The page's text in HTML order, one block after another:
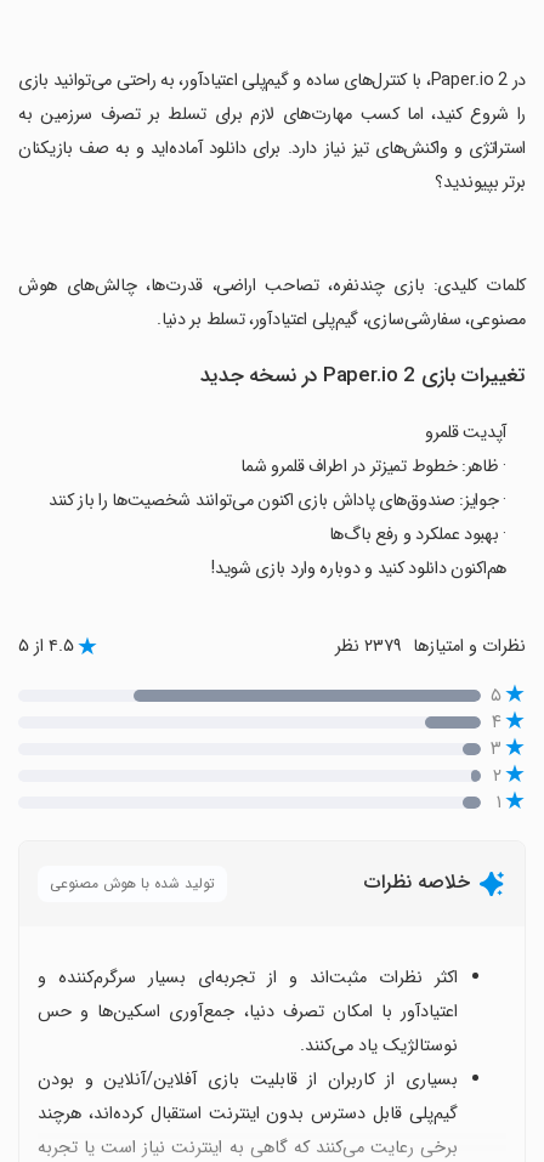
‏در Paper.io 2، با کنترل‌های ساده و گیم‌پلی اعتیادآور، به راحتی می‌توانید بازی
را شروع کنید، اما کسب مهارت‌های لازم برای تسلط بر تصرف سرزمین به
استراتژی و واکنش‌های تیز نیاز دارد. برای دانلود آماده‌اید و به صف بازیکنان
برتر بپیوندید؟
‏کلمات کلیدی: بازی چندنفره، تصاحب اراضی، قدرت‌ها، چالش‌های هوش
مصنوعی، سفارشی‌سازی، گیم‌پلی اعتیادآور، تسلط بر دنیا.
تغییرات بازی Paper.io 2 در نسخه جدید
آپدیت قلمرو
· ظاهر: خطوط تمیزتر در اطراف قلمرو شما
· جوایز: صندوق‌های پاداش بازی اکنون می‌توانند شخصیت‌ها را باز کنند
· بهبود عملکرد و رفع باگ‌ها
هم‌اکنون دانلود کنید و دوباره وارد بازی شوید!
نظرات و امتیازها ۴.۵ از ۵
۵
۴
۳
۲
۱
خلاصه نظرات تولید شده با هوش مصنوعی
اکثر نظرات مثبت‌اند و از تجربه‌ای بسیار سرگرم‌کننده و
اعتیادآور با امکان تصرف دنیا، جمع‌آوری اسکین‌ها و حس
نوستالژیک یاد می‌کنند.
بسیاری از کاربران از قابلیت بازی آفلاین/آنلاین و بودن
گیم‌پلی قابل دسترس بدون اینترنت استقبال کرده‌اند، هرچند
برخی رعایت می‌کنند که گاهی به اینترنت نیاز است یا تجربه